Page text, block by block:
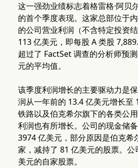
这一强劲业绩标志着格雷格·阿贝
的首个季度表现。这家总部位于
的公司营业利润（不含特定投资
113 亿美元，即每股 A 类股
超过了 FactSet 调查的分析师预
元的平均值。
该季度利润增长的主要驱动力是
润从一年前的 13.4 亿美元增长至
铁路以及伯克希尔旗下的各类公
利润也有所增长。公司的现金储
3974 亿美元，部分原因是伯克希
家，减持了 81 亿美元的股票。
美元的自家股票。